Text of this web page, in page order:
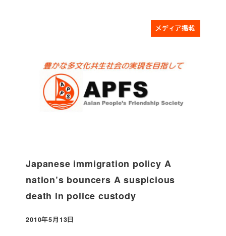
メディア掲載
Japanese immigration policy A
nation’s bouncers A suspicious
death in police custody
投稿日
2010年5月13日